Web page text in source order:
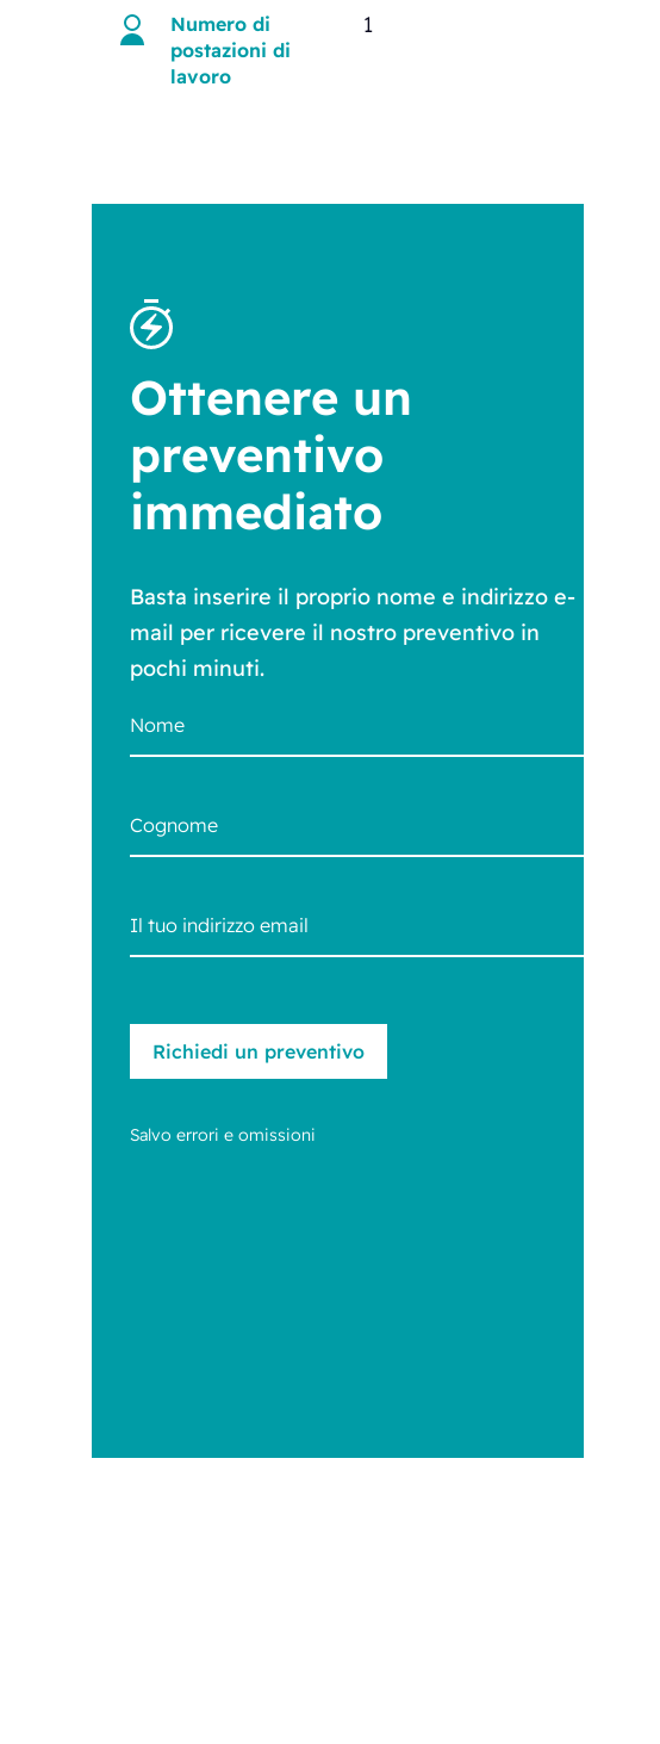
Numero di
postazioni di
lavoro
1
Ottenere un
preventivo
immediato
Basta inserire il proprio nome e indirizzo e-
mail per ricevere il nostro preventivo in
pochi minuti.
Salvo errori e omissioni